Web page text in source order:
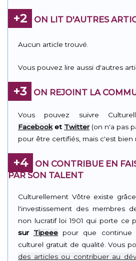
+2 ON LIT D'AUTRES
Aucun article trouvé.
Vous pouvez lire aussi d'autres
+3 ON REJOINT LA
Vous pouvez suivre
Facebooket Twitter(on n'a pas
pour être certifiés, mais c'est bien
+4
ON CONTRIBUE EN
PAR SON TALENT
Culturellement Vôtre existe
l'investissement des membres
non lucratif loi 1901 qui porte ce
sur Tipeee pour que continue
culturel gratuit de qualité. Vous
des articles ou contribuer au